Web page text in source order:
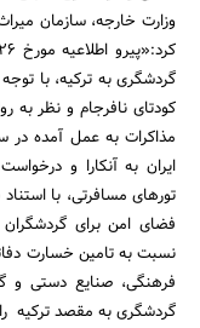
وزارت خارجه، سازمان
گردشگری به ترکیه، با
کودتای نافرجام و نظر
مذاکرات به عمل آمده در
ایران به آنکارا و
تورهای مسافرتی، با
فضای امن برای
نسبت به تامین خسارت
فرهنگی، صنایع دستی و
گردشگری به مقصد ترکیه